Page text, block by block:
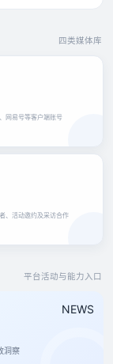
四类媒体库
网易号等客户端账号
、活动邀约及采访合作
平台活动与能力入口
NEWS
洞察